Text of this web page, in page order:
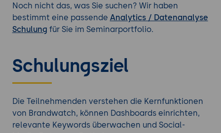
Noch nicht das, was Sie suchen? Wir haben
bestimmt eine passende Analytics / Datenanalyse
Schulung für Sie im Seminarportfolio.
Schulungsziel
Die Teilnehmenden verstehen die Kernfunktionen
von Brandwatch, können Dashboards einrichten,
relevante Keywords überwachen und Social-